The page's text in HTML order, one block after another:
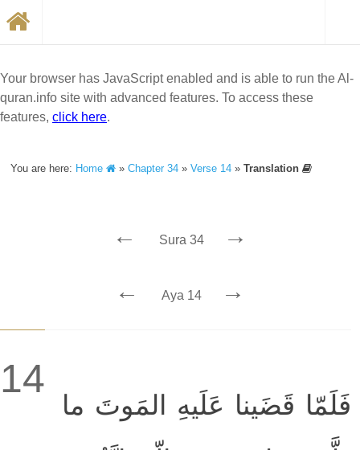
Your browser has JavaScript enabled and is able to run the Al-
quran.info site with advanced features. To access these
features, click here.
You are here: Home »Chapter 34 »Verse 14 »Translation
← Sura 34 →
← Aya 14 →
14
فَلَمّا قَضَينا عَلَيهِ المَوتَ ما